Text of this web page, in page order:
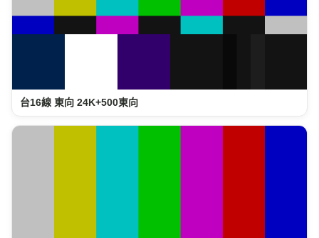
台16線 東向 24K+500東向